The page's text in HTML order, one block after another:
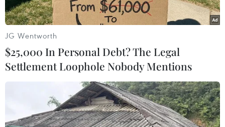
#Twitter #Donald Trump
#Bộ Quốc phòng
#Quyền lực #Nhà Trắng
Theo dõi VietnamPlus
JG Wentworth
$25,000 In Personal Debt? The Legal
Settlement Loophole Nobody Mentions